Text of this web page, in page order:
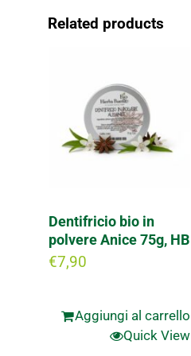
Related products
Dentifricio bio in
polvere Anice 75g, HB
€7,90
Aggiungi al carrello
Quick View